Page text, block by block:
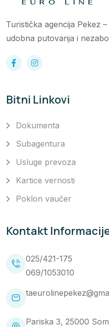
Turistička agencija Pekez
udobna putovanja i
Bitni Linkovi
Dokumenta
Subagentura
Usluge prevoza
Kartice vernosti
Poklon vaučer
Kontakt
025/421-175
069/1053010
Pariska 3, 25000